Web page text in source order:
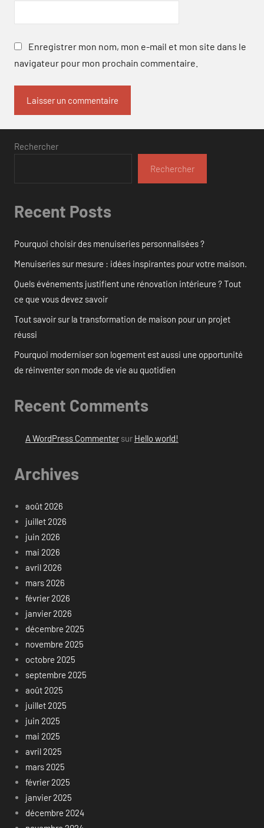
Enregistrer mon nom, mon e-mail et mon site dans le
navigateur pour mon prochain commentaire.
Rechercher
Rechercher
Recent Posts
Pourquoi choisir des menuiseries personnalisées ?
Menuiseries sur mesure : idées inspirantes pour votre maison.
Quels événements justifient une rénovation intérieure ? Tout
ce que vous devez savoir
Tout savoir sur la transformation de maison pour un projet
réussi
Pourquoi moderniser son logement est aussi une opportunité
de réinventer son mode de vie au quotidien
Recent Comments
A WordPress Commentersur Hello world!
Archives
août 2026
juillet 2026
juin 2026
mai 2026
avril 2026
mars 2026
février 2026
janvier 2026
décembre 2025
novembre 2025
octobre 2025
septembre 2025
août 2025
juillet 2025
juin 2025
mai 2025
avril 2025
mars 2025
février 2025
janvier 2025
décembre 2024